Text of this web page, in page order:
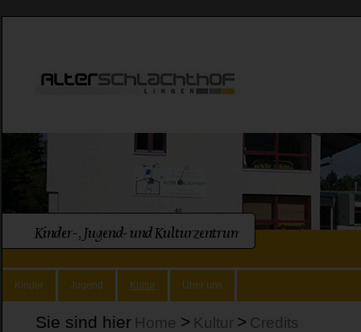
Kinder Jugend Kultur Über uns
Sie sind hier Home > Kultur > Credits